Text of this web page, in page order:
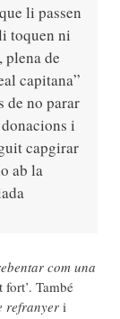
li passen
toquen ni
plena de
capitana”
de no parar
i
capgirar
ab la
com una
També
refranyeri